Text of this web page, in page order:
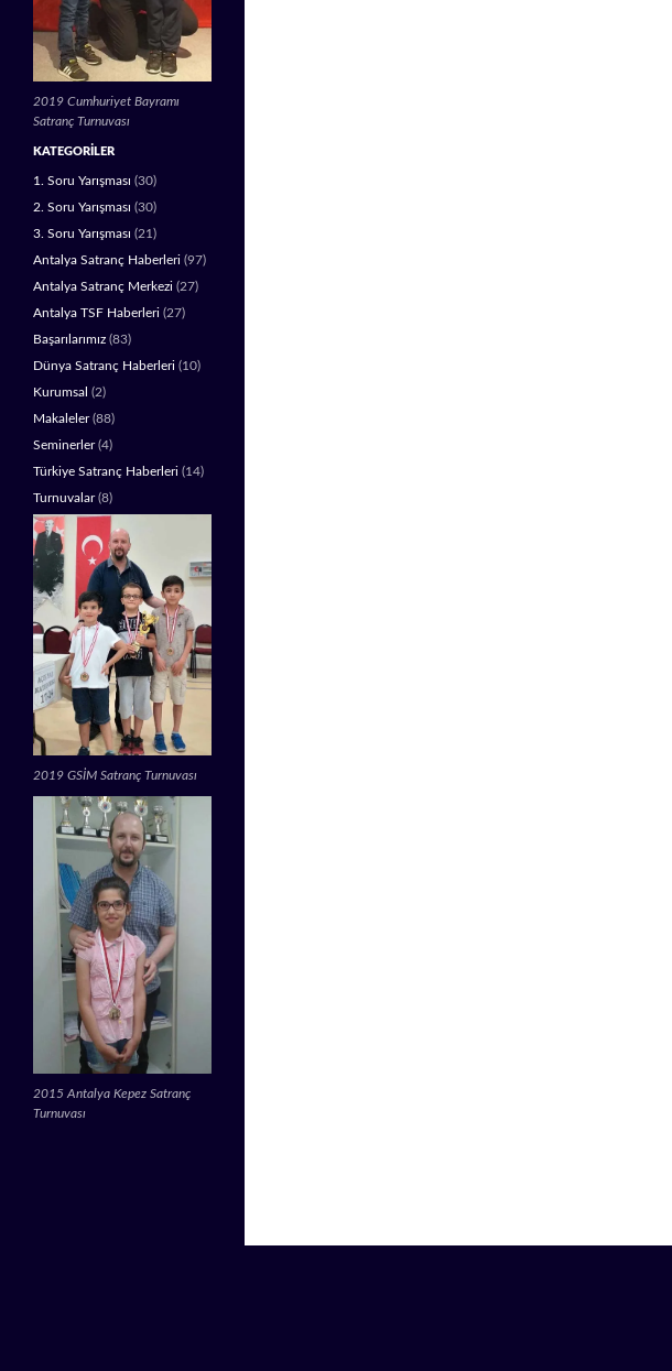
2019 Cumhuriyet Bayramı
Satranç Turnuvası
KATEGORILER
1. Soru Yarışması (30)
2. Soru Yarışması (30)
3. Soru Yarışması (21)
Antalya Satranç Haberleri (97)
Antalya Satranç Merkezi (27)
Antalya TSF Haberleri (27)
Başarılarımız (83)
Dünya Satranç Haberleri (10)
Kurumsal (2)
Makaleler(88)
Seminerler(4)
Türkiye Satranç Haberleri (14)
Turnuvalar(8)
2019 GSİM Satranç Turnuvası
2015 Antalya Kepez Satranç
Turnuvası